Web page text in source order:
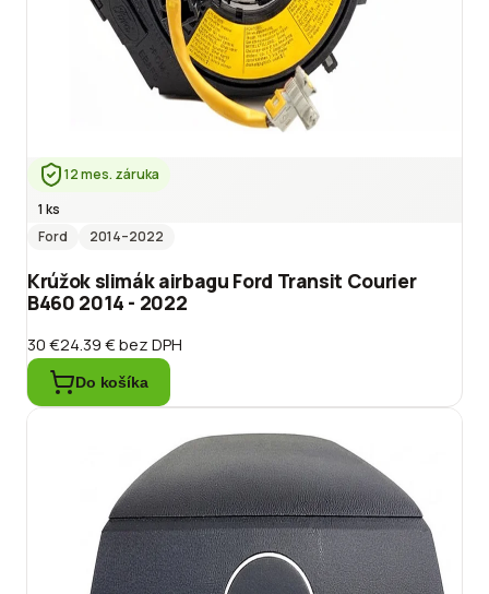
12 mes. záruka
1 ks
Ford
2014–2022
Krúžok slimák airbagu Ford Transit Courier
B460 2014 - 2022
30 €24.39 €bez DPH
Do košíka